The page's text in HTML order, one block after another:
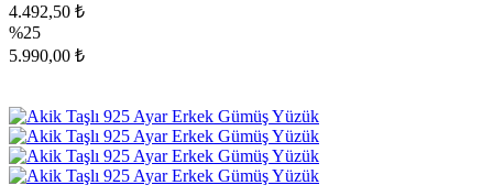
4.492,50 ₺
%25
5.990,00 ₺